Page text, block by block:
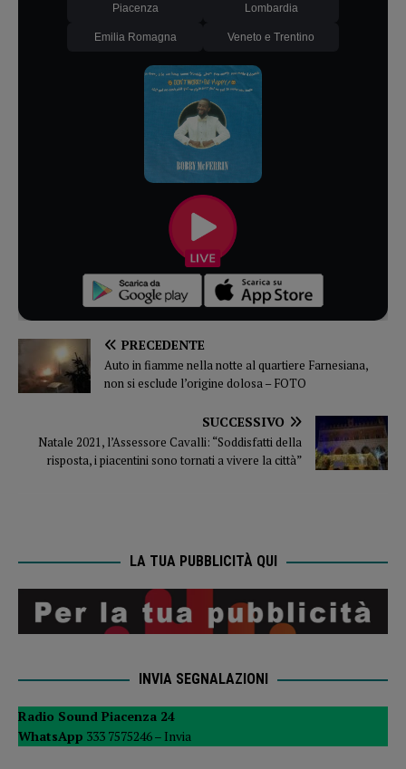
Piacenza Lombardia
Emilia Romagna Veneto e Trentino
PRECEDENTE
Auto in fiamme nella notte al quartiere Farnesiana,
non si esclude l’origine dolosa – FOTO
SUCCESSIVO
Natale 2021, l’Assessore Cavalli: “Soddisfatti della
risposta, i piacentini sono tornati a vivere la città”
LA TUA PUBBLICITÀ QUI
INVIA SEGNALAZIONI
Radio Sound Piacenza 24
WhatsApp 333 7575246 – Invia